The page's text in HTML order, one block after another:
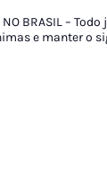
NO BRASIL –
e manter o